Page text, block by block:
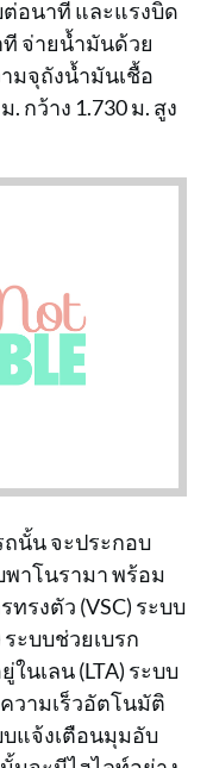
ต่อนาที และแรงบิด
ที จ่ายน้ำมันด้วย
มจุถังน้ำมันเชื้อ
. กว้าง 1.730 ม. สูง
นั้น จะประกอบ
พาโนรามา พร้อม
รงตัว (VSC) ระบบ
ะบบช่วยเบรก
นเลน (LTA) ระบบ
วามเร็วอัตโนมัติ
บแจ้งเตือนมุมอับ